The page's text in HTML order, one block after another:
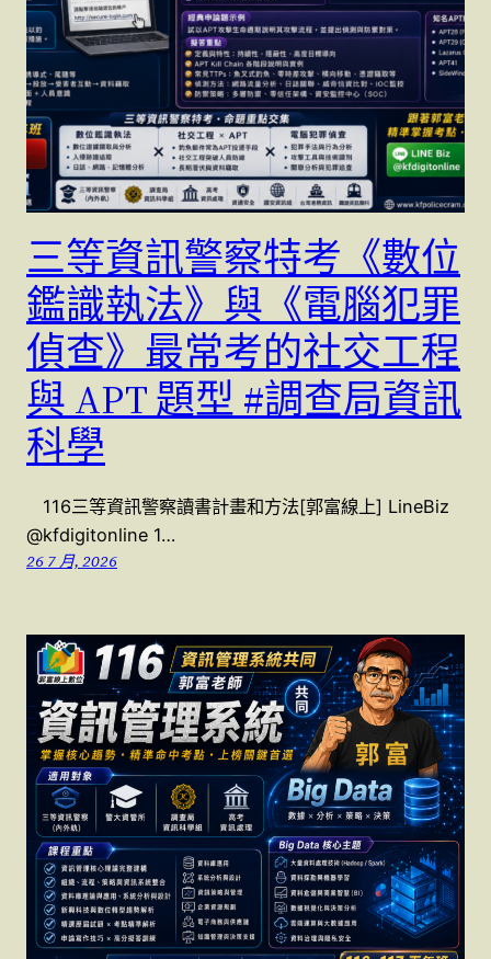
三等資訊警察特考《數位
鑑識執法》與《電腦犯罪
偵查》最常考的社交工程
與 APT 題型 #調查局資訊
科學
116三等資訊警察讀書計畫和方法[郭富線上] LineBiz
@kfdigitonline 1…
26 7 月, 2026